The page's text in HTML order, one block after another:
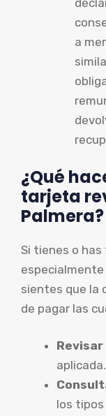
a
¿Qué
tarjeta
Palmera?
Si tienes o
especialmente
sientes que la
de pagar las
aplicada.
los